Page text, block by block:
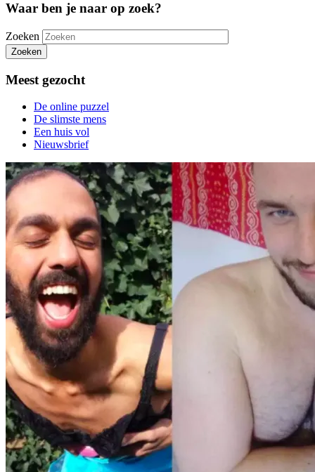
Waar ben je naar op zoek?
Zoeken
Zoeken
Meest gezocht
De online puzzel
De slimste mens
Een huis vol
Nieuwsbrief